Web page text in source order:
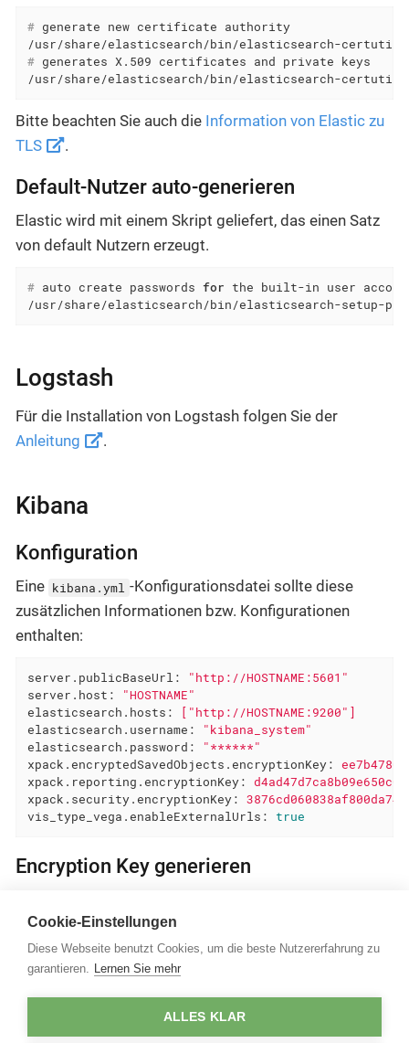
# generate new certificate authority
# generates X.509 certificates and private keys
/usr/share/elasticsearch/bin/elasticsearch-certutil
Bitte beachten Sie auch die Information von Elastic zu
TLS
.
Default-Nutzer auto-generieren
Elastic wird mit einem Skript geliefert, das einen Satz
von default Nutzern erzeugt.
# auto create passwords for the built-in user
/usr/share/elasticsearch/bin/elasticsearch-setup-
Logstash
Für die Installation von Logstash folgen Sie der
Anleitung
.
Kibana
Konfiguration
Eine kibana.yml -Konfigurationsdatei sollte diese
zusätzlichen Informationen bzw. Konfigurationen
enthalten:
server.publicBaseUrl:
"http://HOSTNAME:5601"
server.host:
"HOSTNAME"
elasticsearch.hosts:
["http://HOSTNAME:9200"]
elasticsearch.username:
"kibana_system"
elasticsearch.password:
"******"
xpack.encryptedSavedObjects.encryptionKey:
xpack.reporting.encryptionKey:
xpack.security.encryptionKey:
vis_type_vega.enableExternalUrls:
true
Encryption Key generieren
erzeugen, bietet Kibana ein Kommandozeilen-Tool:
\kibana-7.17.15-windows-x86_64\bin>kibana-
Für die Installation von Kibana im Detail folgen Sie der
Anleitung
.
Cookie-Einstellungen
Diese Webseite benutzt Cookies, um die beste Nutzererfahrung zu
garantieren. Lernen Sie mehr
ALLES KLAR